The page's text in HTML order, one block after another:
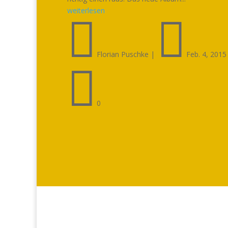
weiterlesen
 Florian Puschke |  Feb. 4, 2015
 0